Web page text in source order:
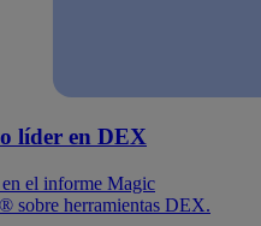
líder en DEX
el informe Magic
sobre herramientas DEX.